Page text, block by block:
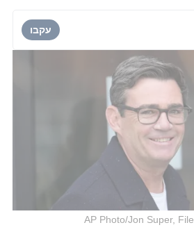
עקבו
AP Photo/Jon Super, File